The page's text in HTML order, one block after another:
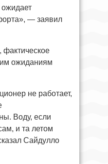
ожидает
— заявил
фактическое
ожиданиям
не работает,
Воду, если
и та летом
Сайдулло